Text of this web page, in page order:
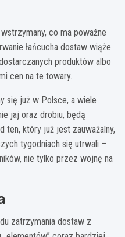
co ma poważne
łańcucha dostaw wiąże
produktów albo
cen na te towary.
się już w Polsce, a wiele
jaj oraz drobiu, będą
ten, który już jest zauważalny,
tygodniach się utrwali –
nie tylko przez wojnę na
zatrzymania dostaw z